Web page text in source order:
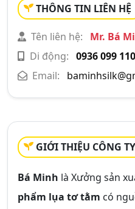
THÔNG TIN LIÊN HỆ
Tên liên hệ:
Mr. Bá
Di động: 0936 099 110
Email:
GIỚI THIỆU CÔNG TY
Bá Minh là Xưởng sản
phẩm lụa tơ tằm có